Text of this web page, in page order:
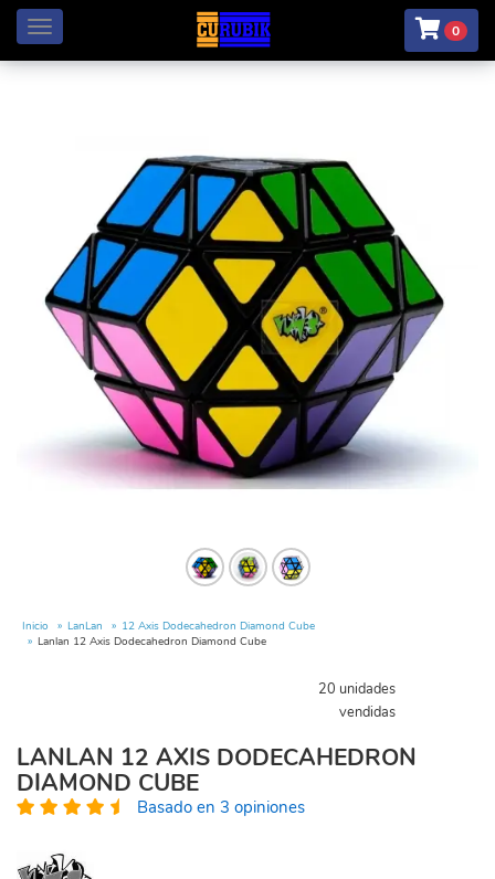
Menú 0
Inicio LanLan
12 Axis Dodecahedron Diamond Cube
Lanlan 12 Axis Dodecahedron Diamond Cube
20 unidades
vendidas
LANLAN 12 AXIS DODECAHEDRON
DIAMOND CUBE
Basado en 3 opiniones